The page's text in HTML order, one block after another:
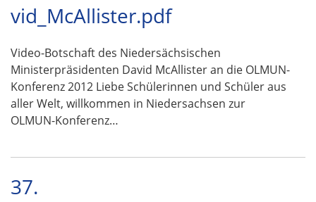
vid_McAllister.pdf
Video-Botschaft des Niedersächsischen
Ministerpräsidenten David McAllister an die OLMUN-
Konferenz 2012 Liebe Schülerinnen und Schüler aus
aller Welt, willkommen in Niedersachsen zur
OLMUN-Konferenz…
37.